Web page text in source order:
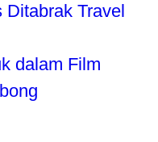
Ditabrak Travel
dalam Film